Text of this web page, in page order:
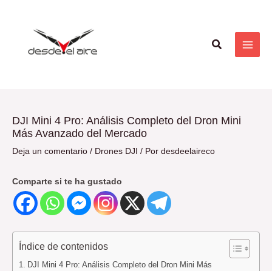
Buscar
DJI Mini 4 Pro: Análisis Completo del Dron Mini
Más Avanzado del Mercado
Deja un comentario / Drones DJI / Por desdeelaireco
Comparte si te ha gustado
Índice de contenidos
DJI Mini 4 Pro: Análisis Completo del Dron Mini Más
entradas